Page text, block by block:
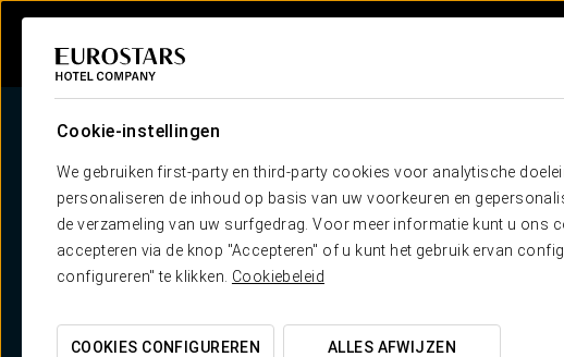
Cookie-instellingen
We gebruiken first-party en third-party cookies voor analytische
personaliseren de inhoud op basis van uw voorkeuren en
de verzameling van uw surfgedrag. Voor meer informatie kunt u ons
accepteren via de knop "Accepteren" of u kunt het gebruik ervan
configureren" te klikken. Cookiebeleid
COOKIES CONFIGUREREN ALLES AFWIJZEN
We